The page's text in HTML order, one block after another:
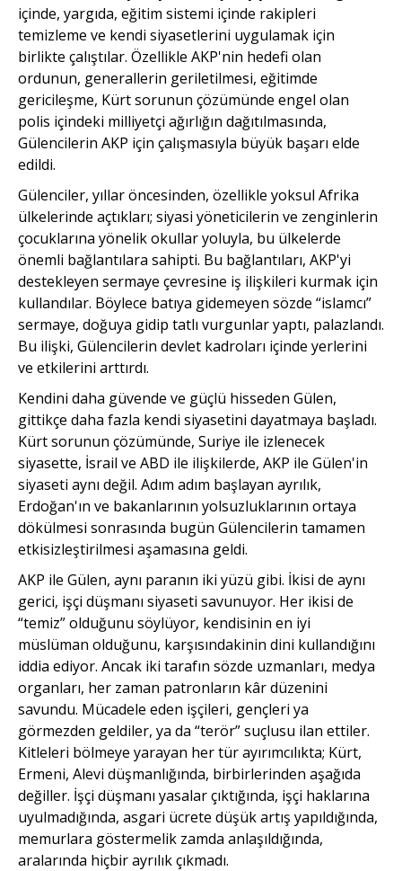
içinde, yargıda, eğitim sistemi içinde rakipleri
temizleme ve kendi siyasetlerini uygulamak için
birlikte çalıştılar. Özellikle AKP'nin hedefi olan
ordunun, generallerin geriletilmesi, eğitimde
gericileşme, Kürt sorunun çözümünde engel olan
polis içindeki milliyetçi ağırlığın dağıtılmasında,
Gülencilerin AKP için çalışmasıyla büyük başarı elde
edildi.
Gülenciler, yıllar öncesinden, özellikle yoksul Afrika
ülkelerinde açtıkları; siyasi yöneticilerin ve zenginlerin
çocuklarına yönelik okullar yoluyla, bu ülkelerde
önemli bağlantılara sahipti. Bu bağlantıları, AKP'yi
destekleyen sermaye çevresine iş ilişkileri kurmak için
kullandılar. Böylece batıya gidemeyen sözde “islamcı”
sermaye, doğuya gidip tatlı vurgunlar yaptı, palazlandı.
Bu ilişki, Gülencilerin devlet kadroları içinde yerlerini
ve etkilerini arttırdı.
Kendini daha güvende ve güçlü hisseden Gülen,
gittikçe daha fazla kendi siyasetini dayatmaya başladı.
Kürt sorunun çözümünde, Suriye ile izlenecek
siyasette, İsrail ve ABD ile ilişkilerde, AKP ile Gülen'in
siyaseti aynı değil. Adım adım başlayan ayrılık,
Erdoğan'ın ve bakanlarının yolsuzluklarının ortaya
dökülmesi sonrasında bugün Gülencilerin tamamen
etkisizleştirilmesi aşamasına geldi.
AKP ile Gülen, aynı paranın iki yüzü gibi. İkisi de aynı
gerici, işçi düşmanı siyaseti savunuyor. Her ikisi de
“temiz” olduğunu söylüyor, kendisinin en iyi
müslüman olduğunu, karşısındakinin dini kullandığını
iddia ediyor. Ancak iki tarafın sözde uzmanları, medya
organları, her zaman patronların kâr düzenini
savundu. Mücadele eden işçileri, gençleri ya
görmezden geldiler, ya da “terör” suçlusu ilan ettiler.
Kitleleri bölmeye yarayan her tür ayırımcılıkta; Kürt,
Ermeni, Alevi düşmanlığında, birbirlerinden aşağıda
değiller. İşçi düşmanı yasalar çıktığında, işçi haklarına
uyulmadığında, asgari ücrete düşük artış yapıldığında,
memurlara göstermelik zamda anlaşıldığında,
aralarında hiçbir ayrılık çıkmadı.